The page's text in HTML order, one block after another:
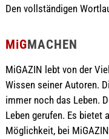
Den vollständigen
MiGMACHEN
MiGAZIN lebt von der
Wissen seiner Autoren.
immer noch das Leben.
Leben gerufen. Es bietet
Möglichkeit, bei